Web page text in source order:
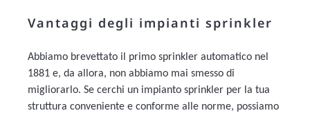
Vantaggi degli impianti sprinkler
Abbiamo brevettato il primo sprinkler automatico nel
1881 e, da allora, non abbiamo mai smesso di
migliorarlo. Se cerchi un impianto sprinkler per la tua
struttura conveniente e conforme alle norme, possiamo